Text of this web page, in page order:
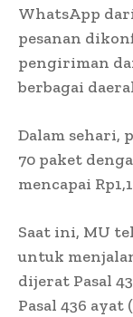
WhatsApp
pesanan
pengiriman
berbagai
Dalam sehari,
70 paket
mencapai
Saat ini, MU
untuk
dijerat Pasal
Pasal 436 ayat